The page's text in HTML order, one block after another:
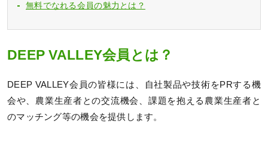
無料でなれる会員の魅力とは？
DEEP VALLEY会員とは？
DEEP VALLEY会員の皆様には、自社製品や技術をPRする機
会や、農業生産者との交流機会、課題を抱える農業生産者と
のマッチング等の機会を提供します。